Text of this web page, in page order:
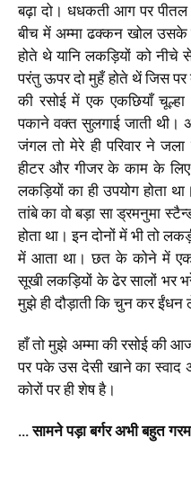
बढ़ा दो। धधकती आग पर पीतल
बीच में अम्मा ढक्कन खोल उसके
होते थे यानि लकड़ियों को नीचे
परंतु ऊपर दो मुहँ होते थें जिस
की रसोई में एक एकछियाँ
पकाने वक्त सुलगाई जाती थी।
जंगल तो मेरे ही परिवार ने जला
हीटर और गीजर के काम के
लकड़ियों का ही उपयोग होता
तांबे का वो बड़ा सा ड्रमनुमा
होता था। इन दोनों में भी तो
में आता था। छत के कोने में एक
सूखी लकड़ियों के ढेर सालों भर
मुझे ही दौड़ाती कि चुन कर
हाँ तो मुझे अम्मा की रसोई की
पर पके उस देसी खाने का स्वाद
कोरों पर ही शेष है।
… सामने पड़ा बर्गर अभी बहुत